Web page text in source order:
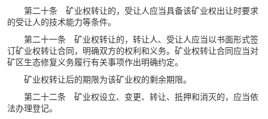
第二十条 矿业权转让的，受让人应当具备该矿业权出让时要求
的受让人的技术能力等条件。
第二十一条 矿业权转让的，转让人、受让人应当以书面形式签
订矿业权转让合同，明确双方的权利和义务。矿业权转让合同应当对
矿区生态修复义务履行有关事项作出明确约定。
矿业权转让后的期限为该矿业权的剩余期限。
第二十二条 矿业权设立、变更、转让、抵押和消灭的，应当依
法办理登记。